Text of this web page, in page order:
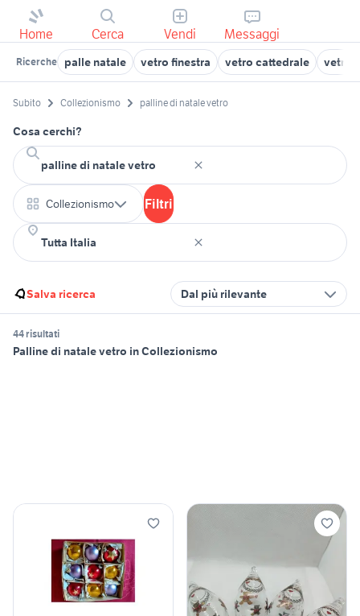
Home Cerca Vendi Messaggi
Ricerche palle natale vetro finestra vetro cattedrale
Subito Collezionismo palline di natale vetro
Cosa cerchi?
Collezionismo Filtri
Salva ricerca Dal più rilevante
44 risultati
Palline di natale vetro in Collezionismo